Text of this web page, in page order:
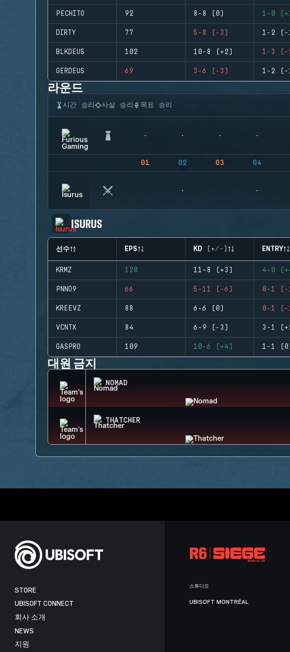
PECHITO 92 8-8 (0) 1-0
DIRTY 77 5-8 (-3) 1-2 (-
BLKDEUS 102 10-8 (+2) 1-3 (-
GERDEUS 69 3-6 (-3) 1-2 (-
라운드
시간 승리 사살 승리 목표 승리
01 02 03 04
ISURUS
선수 EPS KD (+/-) ENTRY
KRMZ 120 11-8 (+3) 4-0
PNNO9 66 5-11 (-6) 0-1 (-
KREEVZ 88 6-6 (0) 0-1 (-
VCNTX 84 6-9 (-3) 3-1
GASPRO 109 10-6 (+4) 1-1
대원 금지
NOMAD
THATCHER
STORE
UBISOFT CONNECT
회사 소개
NEWS
지원
스튜디오
UBISOFT MONTRÉAL